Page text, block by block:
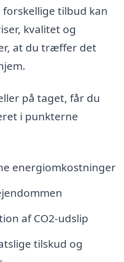
tilbud kan
kvalitet og
at du træffer det
på taget, får du
i punkterne
energiomkostninger
af CO2-udslip
tilskud og